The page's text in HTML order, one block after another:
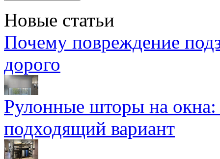
Новые статьи
Почему повреждение
дорого
Рулонные шторы на
подходящий вариант